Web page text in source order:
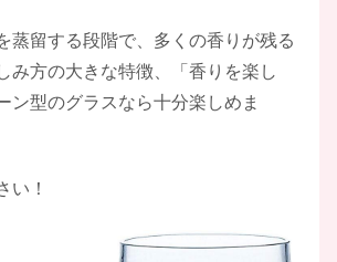
蒸留する段階で、多くの香りが残る
み方の大きな特徴、「香りを楽し
ン型のグラスなら十分楽しめま
い！